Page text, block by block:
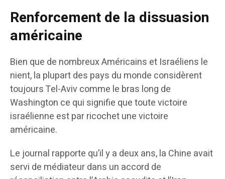
Renforcement de la dissuasion
américaine
Bien que de nombreux Américains et Israéliens le
nient, la plupart des pays du monde considèrent
toujours Tel-Aviv comme le bras long de
Washington ce qui signifie que toute victoire
israélienne est par ricochet une victoire
américaine.
Le journal rapporte qu’il y a deux ans, la Chine avait
servi de médiateur dans un accord de